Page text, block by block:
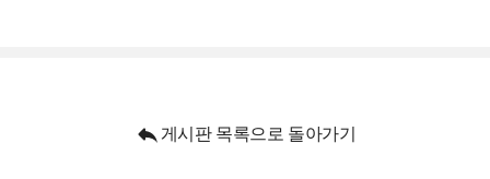
 게시판 목록으로 돌아가기